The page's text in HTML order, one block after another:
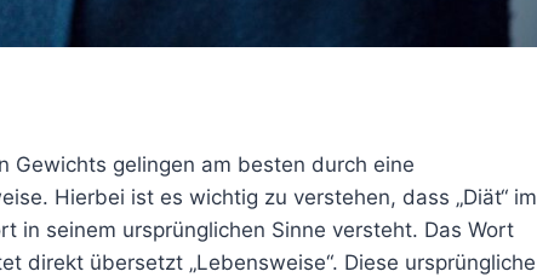
gelingen am besten durch eine
Hierbei ist es wichtig zu verstehen, dass „Diät“ im
in seinem ursprünglichen Sinne versteht. Das Wort
direkt übersetzt „Lebensweise“. Diese ursprüngliche